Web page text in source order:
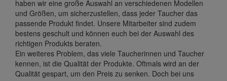
haben wir eine große Auswahl an verschiedenen Modellen
und Größen, um sicherzustellen, dass jeder Taucher das
passende Produkt findet. Unsere Mitarbeiter sind zudem
bestens geschult und können euch bei der Auswahl des
richtigen Produkts beraten.
Ein weiteres Problem, das viele Taucherinnen und Taucher
kennen, ist die Qualität der Produkte. Oftmals wird an der
Qualität gespart, um den Preis zu senken. Doch bei uns